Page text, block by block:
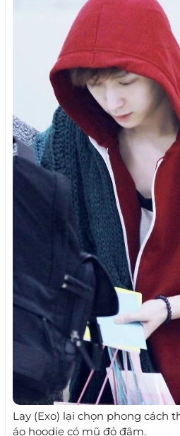
Lay (Exo) lại chọn phong cách
áo hoodie có mũ đỏ đậm.